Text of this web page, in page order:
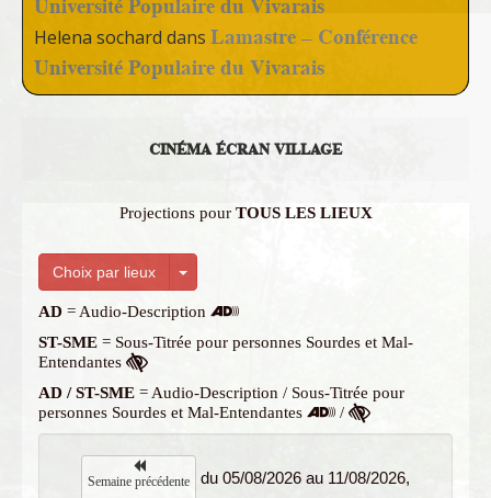
Helena sochard dans Lamastre – Conférence
Université Populaire du Vivarais
CINÉMA ÉCRAN VILLAGE